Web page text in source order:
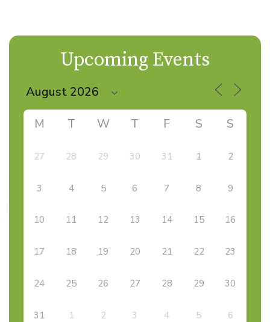
Upcoming Events
M T W T F S S
27 28 29 30 31 1 2
3 4 5 6 7 8 9
10 11 12 13 14 15 16
17 18 19 20 21 22 23
24 25 26 27 28 29 30
31 1 2 3 4 5 6